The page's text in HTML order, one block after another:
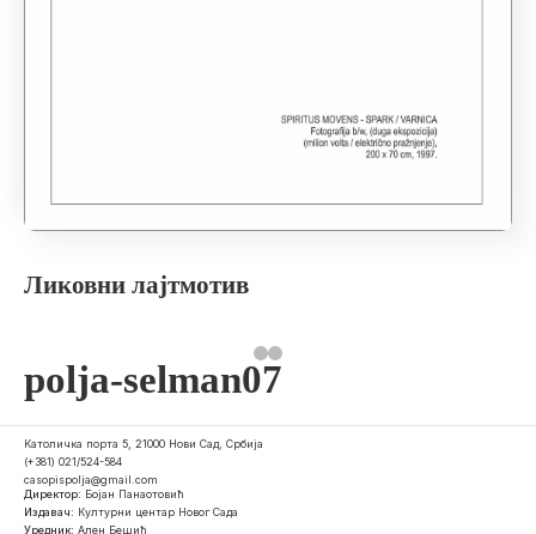
Ликовни лајтмотив
polja-selman07
Католичка порта 5, 21000 Нови Сад, Србија
(+381) 021/524-584
casopispolja@gmail.com
Директор: Бојан Панаотовић
Издавач: Културни центар Новог Сада
Уредник: Ален Бешић